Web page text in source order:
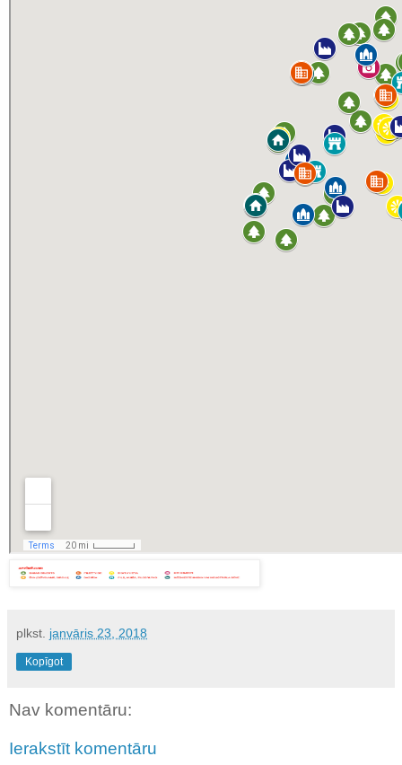
plkst. janvāris 23, 2018
Kopīgot
Nav komentāru:
Ierakstīt komentāru